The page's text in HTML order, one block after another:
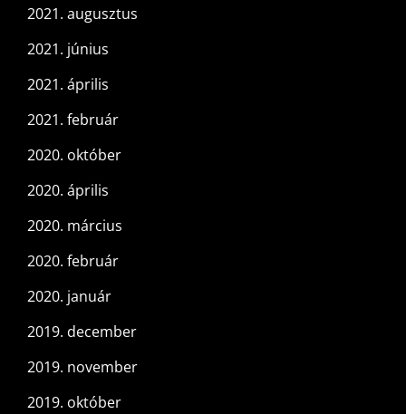
2021. augusztus
2021. június
2021. április
2021. február
2020. október
2020. április
2020. március
2020. február
2020. január
2019. december
2019. november
2019. október